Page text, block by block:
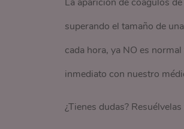
superando el tamaño de
cada hora, ya NO es
inmediato con nuestro
¿Tienes dudas?